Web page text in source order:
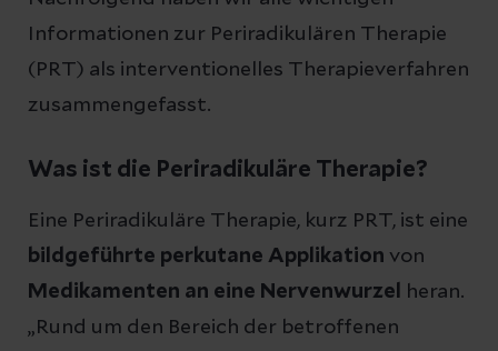
Informationen zur Periradikulären Therapie
(PRT) als interventionelles Therapieverfahren
zusammengefasst.
Was ist die Periradikuläre Therapie?
Eine Periradikuläre Therapie, kurz PRT, ist eine
bildgeführte perkutane Applikation von
Medikamenten an eine Nervenwurzel
heran.
„Rund um den Bereich der betroffenen